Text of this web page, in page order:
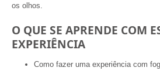
os olhos.
O QUE SE APRENDE COM
EXPERIÊNCIA
Como fazer uma experiência com